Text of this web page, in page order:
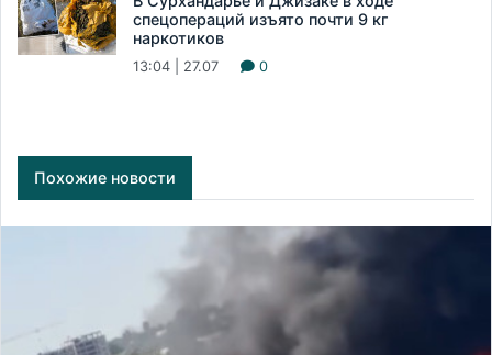
спецопераций изъято почти 9 кг
наркотиков
13:04 | 27.07 0
Похожие новости